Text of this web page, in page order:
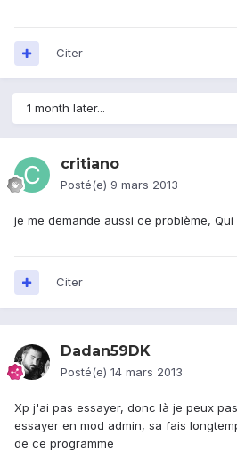
Citer
1 month later...
critiano
Posté(e) 9 mars 2013
je me demande aussi ce problème,
Citer
Dadan59DK
Posté(e) 14 mars 2013
Xp j'ai pas essayer, donc là je peux
essayer en mod admin, sa fais
de ce programme